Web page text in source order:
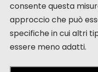
consente questa
approccio che può
specifiche in cui altri
essere meno adatti.